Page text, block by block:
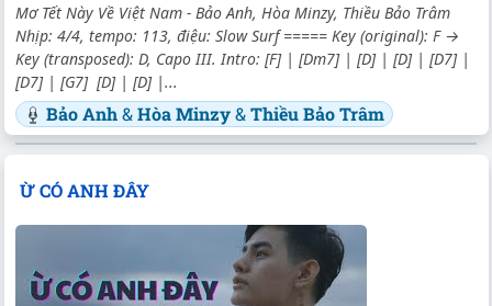
Mơ Tết Này Về Việt Nam - Bảo Anh, Hòa Minzy, Thiều Bảo Trâm
Nhịp: 4/4, tempo: 113, điệu: Slow Surf ===== Key (original): F →
Key (transposed): D, Capo III. Intro: [F] | [Dm7] | [D] | [D] | [D7] |
[D7] | [G7] [D] | [D] |...
Bảo Anh&Hòa Minzy&Thiều Bảo Trâm
Ừ CÓ ANH ĐÂY